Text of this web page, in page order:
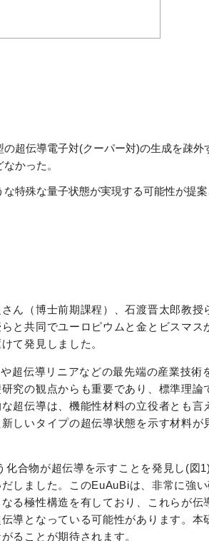
の超伝導電子対(クーパー対)の生成を疎外
かった。
特殊な量子状態が実現する可能性が提
ん（博士前期課程）、石渡晋太郎教授
と共同でユーロピウムと金とビスマス
て発見しました。
超伝導リニアなどの最先端の産業技術
究の観点からも重要であり、標準理論
超伝導は、機能性材料の立役者とも言
しいタイプの超伝導状態を示す材料が
合物が超伝導を示すことを発見し(図
しました。このEuAuBiは、非常に強
る極性構造を有しており、これらが伝
導となっている可能性があります。本
ることが期待されます。